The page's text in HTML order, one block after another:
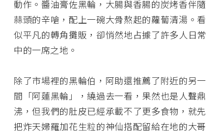
動作。醬油膏佐黑輪，大腸與香腸的炭烤香伴隨
蒜頭的辛嗆，配上一碗大骨熬起的蘿蔔清湯。看
似平凡的轉角攤販，卻悄然地占據了許多人日常
中的一席之地。
除了市場裡的黑輪伯，阿助還推薦了附近的另一
間「阿蓮黑輪」，繞過去一看，果然也是人聲鼎
沸，但我們的肚皮已經承載不了更多食物，就先
把炸天婦羅加花生粒的神仙搭配留給在地的大哥